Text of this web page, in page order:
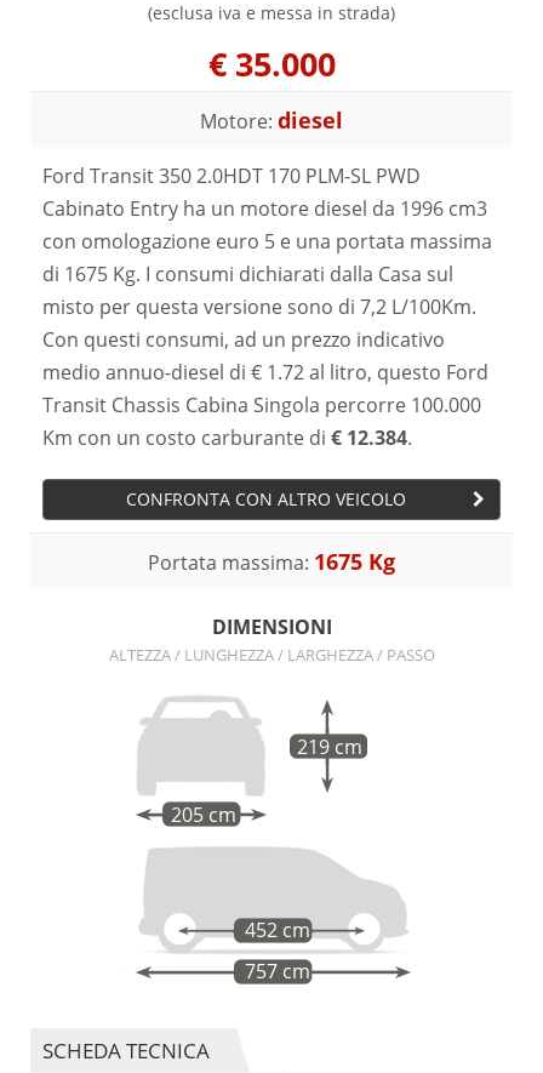
(esclusa iva e messa in strada)
€ 35.000
Motore: diesel
Ford Transit 350 2.0HDT 170 PLM-SL PWD
Cabinato Entry ha un motore diesel da 1996 cm3
con omologazione euro 5 e una portata massima
di 1675 Kg. I consumi dichiarati dalla Casa sul
misto per questa versione sono di 7,2 L/100Km.
Con questi consumi, ad un prezzo indicativo
medio annuo-diesel di € 1.72 al litro, questo Ford
Transit Chassis Cabina Singola percorre 100.000
Km con un costo carburante di € 12.384.
CONFRONTA CON ALTRO VEICOLO
Portata massima: 1675 Kg
DIMENSIONI
ALTEZZA / LUNGHEZZA / LARGHEZZA / PASSO
205 cm
219 cm
757 cm
452 cm
SCHEDA TECNICA